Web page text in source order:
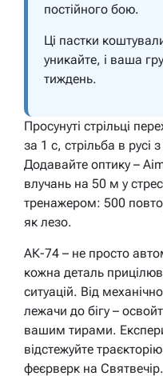
постійного бою.
Ці пастки
уникайте, і ваша
тиждень.
Просунуті стрільці
за 1 с, стрільба в
Додавайте оптику –
влучань на 50 м у
тренажером: 500
як лезо.
АК-74 – не просто
кожна деталь
ситуацій. Від
лежачи до бігу –
вашим тирами.
відстежуйте
феєрверк на Святвечір.